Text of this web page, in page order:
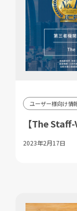
ユーザー様向け情
【The
2023年2月17日